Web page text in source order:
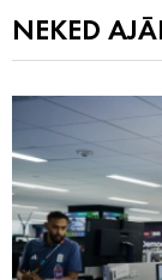
NEKED